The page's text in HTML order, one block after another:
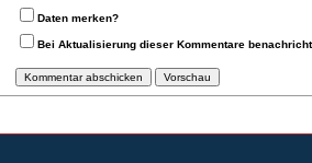
Daten merken?
Bei Aktualisierung dieser Kommentare